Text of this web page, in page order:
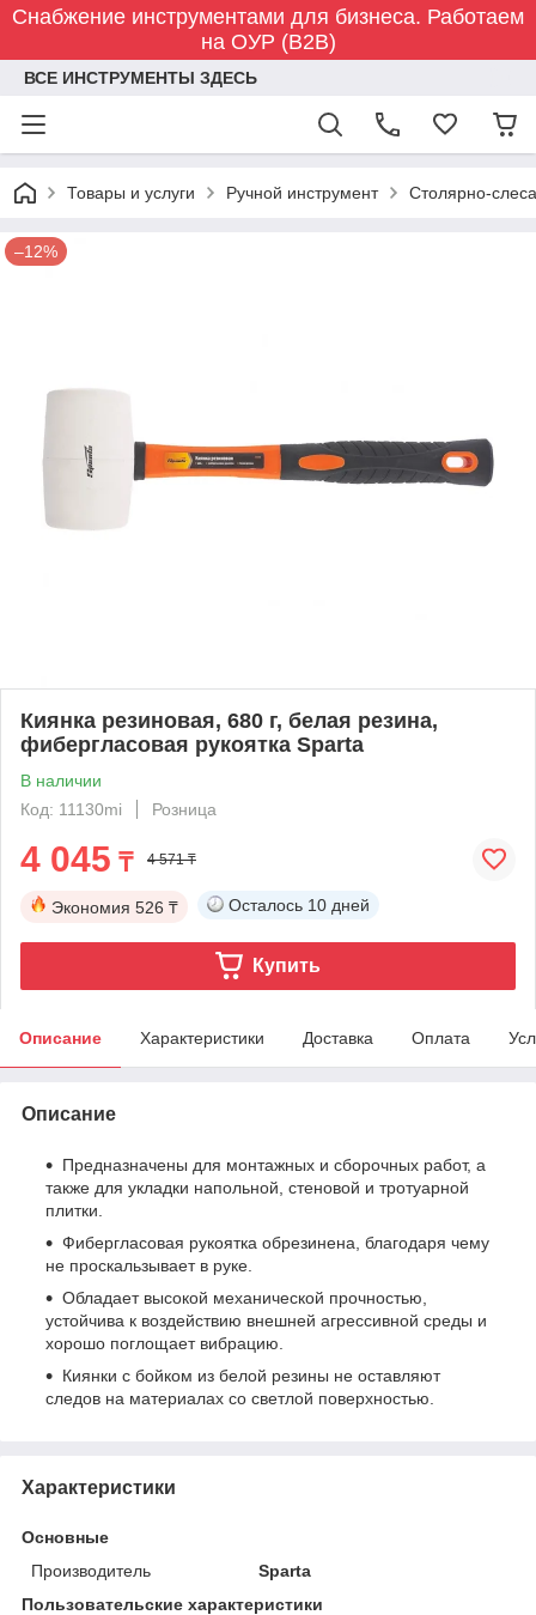
Снабжение инструментами для бизнеса. Работаем
на ОУР (B2B)
ВСЕ ИНСТРУМЕНТЫ ЗДЕСЬ
Товары и услуги Ручной инструмент Столярно-
–12%
Киянка резиновая, 680 г, белая резина,
фибергласовая рукоятка Sparta
В наличии
Код: 11130mi
Розница
4 045 ₸ 4 571 ₸
Экономия 526 ₸ Осталось 10 дней
Купить
Описание Характеристики Доставка Оплата
Описание
Предназначены для монтажных и сборочных работ, а
также для укладки напольной, стеновой и тротуарной
плитки.
Фибергласовая рукоятка обрезинена, благодаря чему
не проскальзывает в руке.
Обладает высокой механической прочностью,
устойчива к воздействию внешней агрессивной среды и
хорошо поглощает вибрацию.
Киянки с бойком из белой резины не оставляют
следов на материалах со светлой поверхностью.
Характеристики
Основные
Производитель
Sparta
Пользовательские характеристики